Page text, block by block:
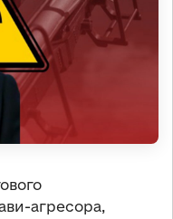
агресора,